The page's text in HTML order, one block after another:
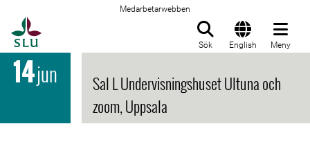
Medarbetarwebben
Sök English Meny
14jun
Sal L Undervisningshuset Ultuna och
zoom, Uppsala